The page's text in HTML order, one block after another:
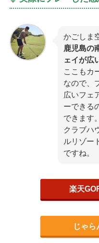
かごしま
鹿児島の
ェイが広
ここもカ
なので、
広いフェ
ーできる
できます。
クラブハ
ルリゾー
ですね。
楽天
じゃら